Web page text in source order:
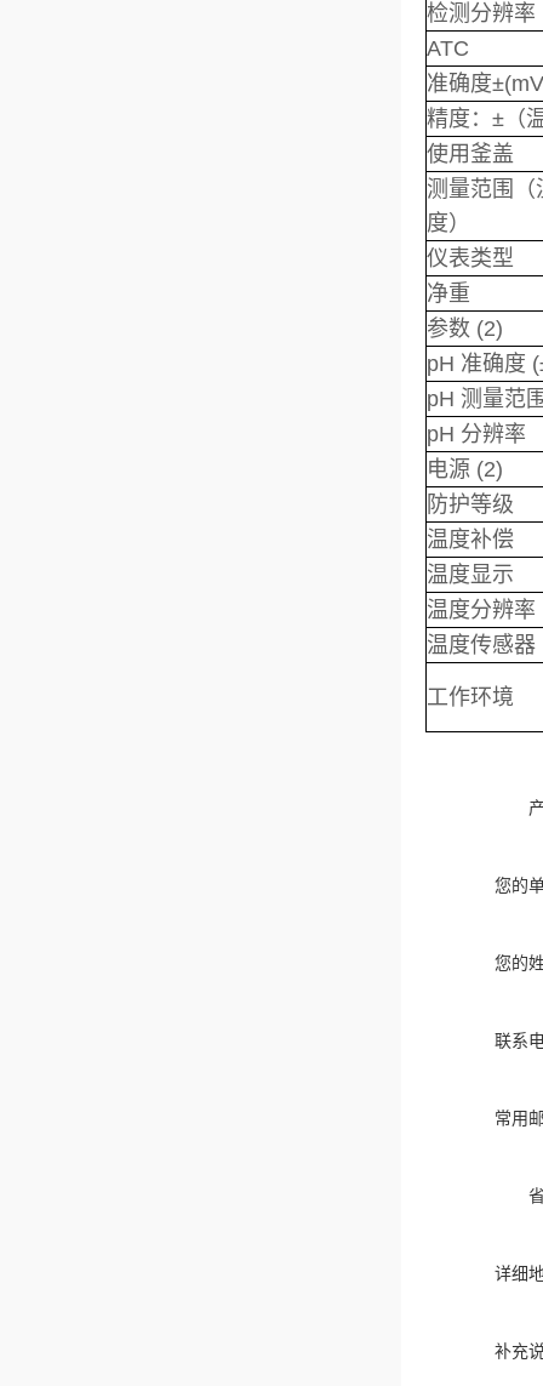
检测分辨率
ATC
准确度
精度：±（
使用釜盖
测量范围（
度）
仪表类型
净重
参数 (2)
pH 准确度
pH 测量范
pH 分辨率
电源 (2)
防护等级
温度补偿
温度显示
温度分辨率
温度传感器
工作环境
您的
您的
联系
常用
详细
补充